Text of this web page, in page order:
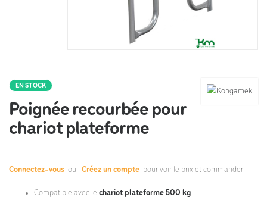
EN STOCK
Poignée recourbée pour
chariot plateforme
Connectez-vous ou Créez un compte pour voir le prix et commander.
Compatible avec le chariot plateforme 500 kg